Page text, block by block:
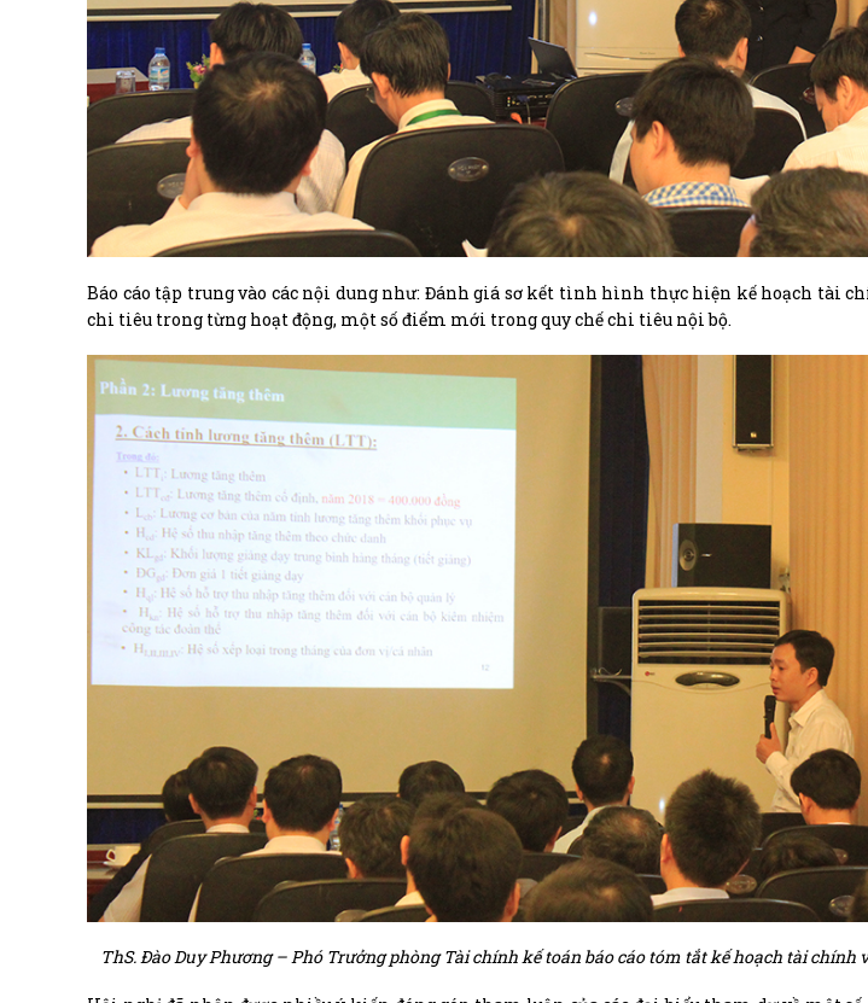
Báo cáo tập trung vào các nội dung như: Đánh giá sơ kết tình hình thực hiện kế hoạch tài
chi tiêu trong từng hoạt động, một số điểm mới trong quy chế chi tiêu nội bộ.
ThS. Đào Duy Phương – Phó Trưởng phòng Tài chính kế toán báo cáo tóm tắt kế hoạch tài chính